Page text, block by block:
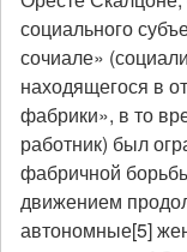
социального
сочиале»
находящегося в
фабрики», в то
работник) был
фабричной
движением
автономные[5]